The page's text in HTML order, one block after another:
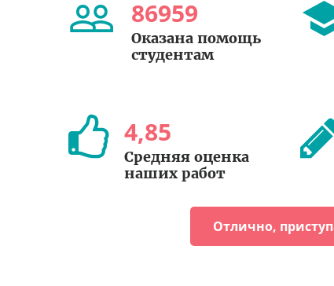
86959
Оказана помощь
студентам
4,85
Средняя оценка
наших работ
Отлично,